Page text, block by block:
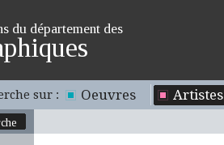
du département des
sur : Oeuvres Artistes